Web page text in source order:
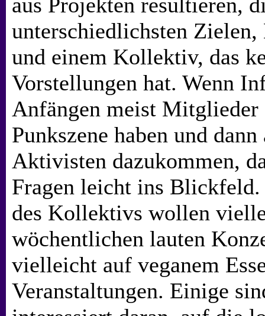
aus Projekten resultieren,
unterschiedlichsten Zielen,
und einem Kollektiv, das
Vorstellungen hat. Wenn
Anfängen meist Mitglieder
Punkszene haben und
Aktivisten dazukommen,
Fragen leicht ins
des Kollektivs wollen
wöchentlichen lauten
vielleicht auf veganem
Veranstaltungen. Einige